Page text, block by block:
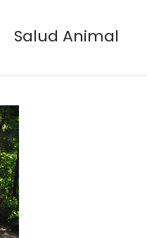
Salud Animal